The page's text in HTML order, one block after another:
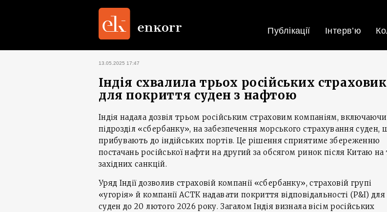
Публікації Інтерв’ю
13.05.2025 17:47
Індія схвалила трьох російських
для покриття суден з нафтою
Індія надала дозвіл трьом російським страховим компаніям, включаючи
підрозділ «сбербанку», на забезпечення морського страхування суден,
прибувають до індійських портів. Це рішення сприятиме збереженню
постачань російської нафти на другий за обсягом ринок після Китаю на
західних санкцій.
Уряд Індії дозволив страховій компанії «сбербанку», страховій групі
«угорія» й компанії АСТК надавати покриття відповідальності (P&I) для
суден до 20 лютого 2026 року. Загалом Індія визнала вісім російських